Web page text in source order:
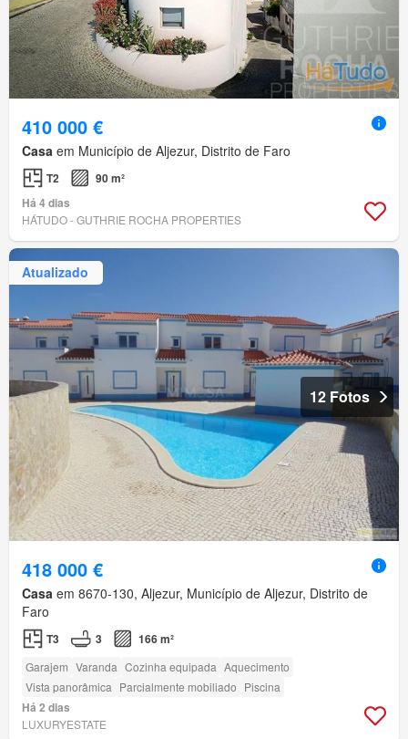
410 000 €
Casa em Município de Aljezur, Distrito de Faro
T2
90 m²
Há 4 dias
HÁTUDO - GUTHRIE ROCHA PROPERTIES
Atualizado
12 Fotos
418 000 €
Casa em 8670-130, Aljezur, Município de Aljezur, Distrito de
Faro
T3 3 166 m²
Garajem Varanda Cozinha equipada Aquecimento
Vista panorâmica Parcialmente mobiliado Piscina
Há 2 dias
LUXURYESTATE